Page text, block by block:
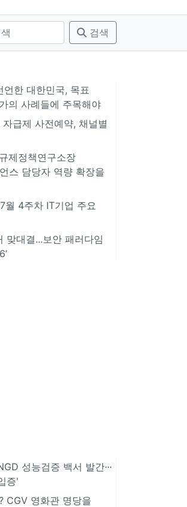
검색
한 대한민국, 목표
의 사례들에 주목해야
급제 사전예약, 채널별
제정책연구소장
스 담당자 역량 확장을
4주차 IT기업 주요
맞대결...보안 패러다임
성능검증 백서 발간···
증'
CGV 영화관 명당을